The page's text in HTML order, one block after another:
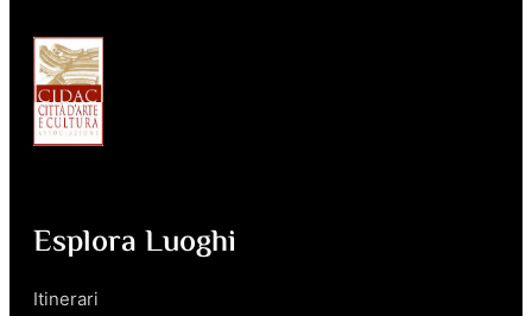
Esplora Luoghi
Itinerari